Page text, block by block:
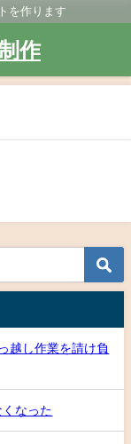
を作ります
作
越し作業を請け負
なった